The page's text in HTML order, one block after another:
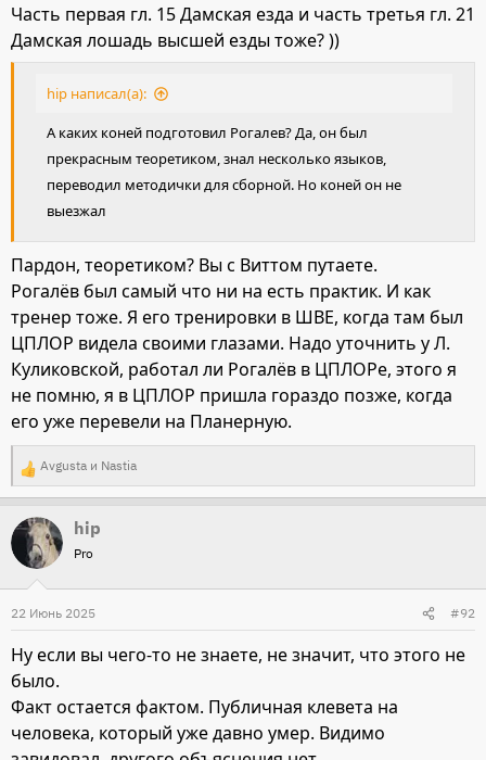
Часть первая гл. 15 Дамская езда и часть третья гл. 21
Дамская лошадь высшей езды тоже? ))
hip написал(а):
А каких коней подготовил Рогалев? Да, он был
прекрасным теоретиком, знал несколько языков,
переводил методички для сборной. Но коней он не
выезжал
Пардон, теоретиком? Вы с Виттом путаете.
Рогалёв был самый что ни на есть практик. И как
тренер тоже. Я его тренировки в ШВЕ, когда там был
ЦПЛОР видела своими глазами. Надо уточнить у Л.
Куликовской, работал ли Рогалёв в ЦПЛОРе, этого я
не помню, я в ЦПЛОР пришла гораздо позже, когда
его уже перевели на Планерную.
Р
е
а
и
и
:
Avgusta и Nastia
hip
Pro
22 Июнь 2025 #92
Ну если вы чего-то не знаете, не значит, что этого не
было.
Факт остается фактом. Публичная клевета на
человека, который уже давно умер. Видимо